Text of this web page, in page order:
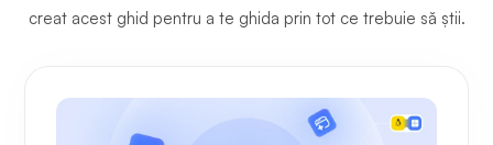
creat acest ghid pentru a te ghida prin tot ce trebuie să știi.